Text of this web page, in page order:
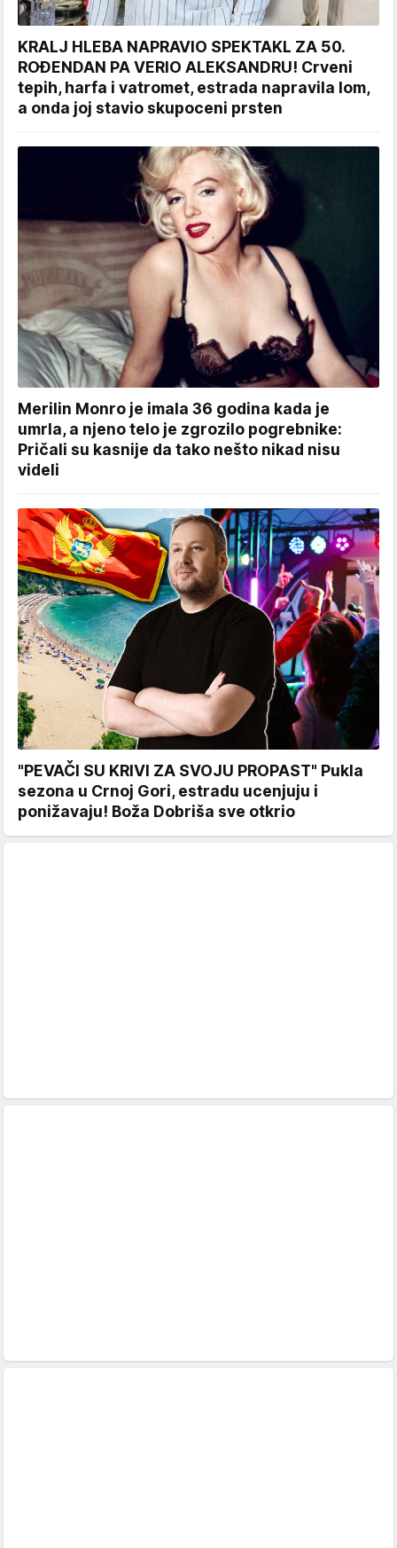
KRALJ HLEBA NAPRAVIO SPEKTAKL ZA 50.
ROĐENDAN PA VERIO ALEKSANDRU! Crveni
tepih, harfa i vatromet, estrada napravila lom,
a onda joj stavio skupoceni prsten
Merilin Monro je imala 36 godina kada je
umrla, a njeno telo je zgrozilo pogrebnike:
Pričali su kasnije da tako nešto nikad nisu
videli
"PEVAČI SU KRIVI ZA SVOJU PROPAST" Pukla
sezona u Crnoj Gori, estradu ucenjuju i
ponižavaju! Boža Dobriša sve otkrio